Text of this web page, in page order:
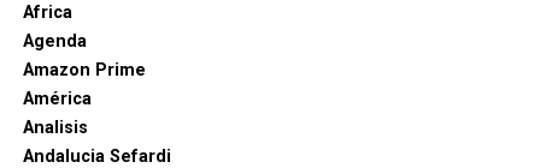
Africa
Agenda
Amazon Prime
América
Analisis
Andalucia Sefardi